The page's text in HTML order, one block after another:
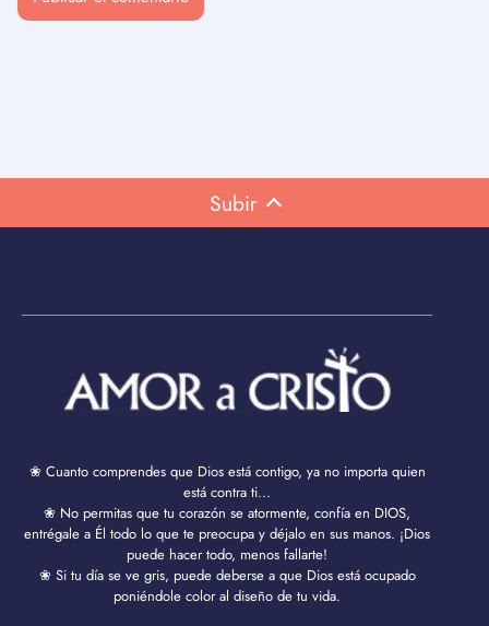
Subir
❀ Cuanto comprendes que Dios está contigo, ya no importa quien
está contra ti...
❀ No permitas que tu corazón se atormente, confía en DIOS,
entrégale a Él todo lo que te preocupa y déjalo en sus manos. ¡Dios
puede hacer todo, menos fallarte!
❀ Si tu día se ve gris, puede deberse a que Dios está ocupado
poniéndole color al diseño de tu vida.